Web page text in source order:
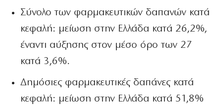
Σύνολο των φαρμακευτικών δαπανών κατά
κεφαλή: μείωση στην Ελλάδα κατά 26,2%,
έναντι αύξησης στον μέσο όρο των 27
κατά 3,6%.
Δημόσιες φαρμακευτικές δαπάνες κατά
κεφαλή: μείωση στην Ελλάδα κατά 51,8%